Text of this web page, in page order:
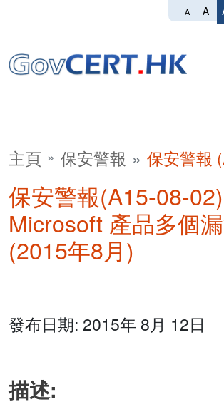
A A
主頁 保安警報 保安警報
保安警報(A15-08-
Microsoft 產品多個
(2015年8月)
發布日期: 2015年 8月 12日
描述: